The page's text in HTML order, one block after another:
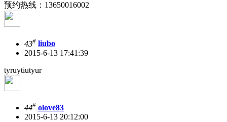
预约热线：13650016002
43# liubo
2015-6-13 17:41:39
tyruytiutyur
44# olove83
2015-6-13 20:12:00